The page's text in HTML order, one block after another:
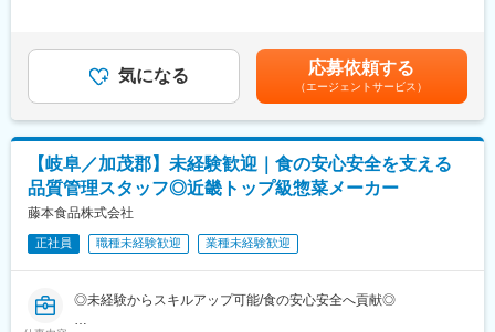
■商品について
https://www.fujimotofoods.co.jp/products/index.html
変更の範囲：会社の定める業務
活躍いただける職場です。
※少人数であるため、まとまった家庭的な雰囲気です。
■業務の特徴：
・機械の故障などはメーカーに行っていただいたています
・完全未経験の方でもOJTの中で業務を覚えていただきます
■社内の設備：
仮眠室があり、お弁当は提携先のお弁当は半額の価格で頂くこと
ができます。
昭和40年に大東乳業株式会社の水産部として創業し、岐阜県の土
産品である鮎の養殖、観光土産品の製造販売を50年間続けてまい
気になる 応募依頼する
（エージェントサービス）
【岐阜／加茂郡】未経験歓迎｜食の安心安全を支える
品質管理スタッフ◎近畿トップ級惣菜メーカー
藤本食品株式会社
正社員 職種未経験歓迎 業種未経験歓迎
◎未経験からスキルアップ可能/食の安心安全へ貢献◎